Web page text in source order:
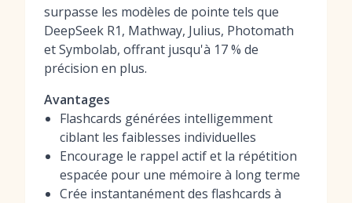
surpasse les modèles de pointe tels que
DeepSeek R1, Mathway, Julius, Photomath
et Symbolab, offrant jusqu'à 17 % de
précision en plus.
Avantages
Flashcards générées intelligemment
ciblant les faiblesses individuelles
Encourage le rappel actif et la répétition
espacée pour une mémoire à long terme
Crée instantanément des flashcards à